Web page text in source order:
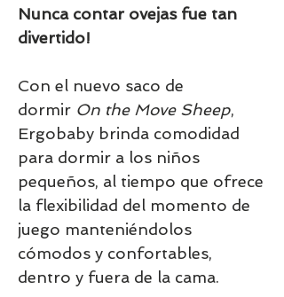
Nunca contar ovejas fue tan
divertido!
Con el nuevo saco de
dormir On the Move Sheep,
Ergobaby brinda comodidad
para dormir a los niños
pequeños, al tiempo que ofrece
la flexibilidad del momento de
juego manteniéndolos
cómodos y confortables,
dentro y fuera de la cama.